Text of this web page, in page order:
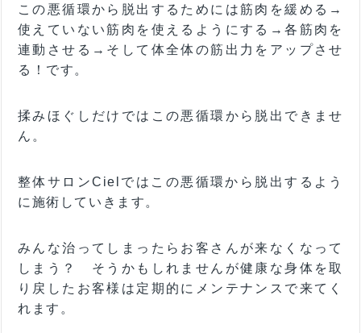
この悪循環から脱出するためには筋肉を緩める→
使えていない筋肉を使えるようにする→各筋肉を
連動させる→そして体全体の筋出力をアップさせ
る！です。
揉みほぐしだけではこの悪循環から脱出できませ
ん。
整体サロンCielではこの悪循環から脱出するよう
に施術していきます。
みんな治ってしまったらお客さんが来なくなって
しまう？ そうかもしれませんが健康な身体を取
り戻したお客様は定期的にメンテナンスで来てく
れます。